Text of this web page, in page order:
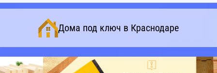
Дома под ключ в Краснодаре